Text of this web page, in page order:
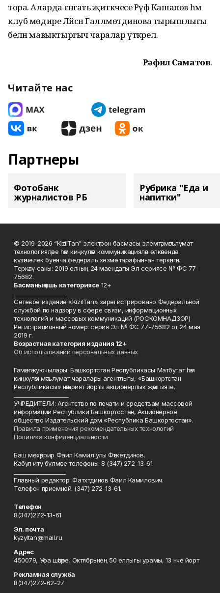
тора. Аларда сәнгать җитәкчесе Рәүф Кашапов һәм
клуб мөдире Ләйсән Гал­ләмөтдинова тырышлыгы
белән мавыктыргыч чаралар үткәрелә.
Рәфил Саматов.
Читайте нас
Партнеры
Фотобанк
журналистов РБ
Рубрика "Еда и
напитки"
© 2019-2026 “KizilTan” электрон басмасы элемтә, мәгълүмат
технологияләре һәм киңкүләм коммуникацияләр өлкәсендә
күзәтчелек буенча федераль хезмәт тарафыннан теркәлгән.
Теркәлү саны: 2019 елның 24 маендагы Эл сериясе № ФС 77-
75682.
Басманың яшь категориясе12+
Сетевое издание «KizilTan» зарегистрировано Федеральной
службой по надзору в сфере связи, информационных
технологий и массовых коммуникаций (РОСКОМНАДЗОР)
Регистрационный номер: серия Эл № ФС 77-75682 от 24 мая
2019 г.
Возрастная категория издания 12+
Об использовании персональных данных
Гамәлгә куючылары: Башкортстан Республикасы Матбугат һәм
киңкүләм мәгълүмат чаралары агентлыгы, «Башкортстан
Республикасы» нәшрият йорты акционерлык җәмгыяте.
УЧРЕДИТЕЛИ: Агентство по печати и средствам массовой
информации Республики Башкортостан, Акционерное
общество Издательский дом «Республика Башкортостан».
Правила применения рекомендательных технологий
Политика конфиденциальности
Баш мөхәррир Фаил Камил улы Фәтхетдинов.
Кабул итү бүлмәсе телефоны: 8 (347) 272-13-61.
Главный редактор: Фатхтдинов Фаил Камилович.
Телефон приемной: (347) 272-13-61.
Телефон
8(347)272-13-61
Эл. почта
kyzyltan@mail.ru
Адрес
450079, Уфа шәһәре, Октябрьнең 50 еллыгы урамы, 13 нче йорт
Рекламная служба
8(347)272-62-27